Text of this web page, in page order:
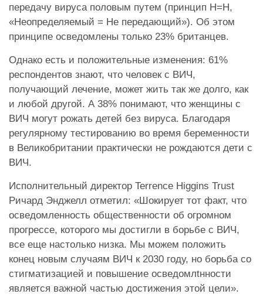
передачу вируса половым путем (принцип Н=Н,
«Неопределяемый = Не передающий»). Об этом
принципе осведомлены только 23% британцев.
Однако есть и положительные изменения: 61%
респондентов знают, что человек с ВИЧ,
получающий лечение, может жить так же долго, как
и любой другой. А 38% понимают, что женщины с
ВИЧ могут рожать детей без вируса. Благодаря
регулярному тестированию во время беременности
в Великобритании практически не рождаются дети с
ВИЧ.
Исполнительный директор Terrence Higgins Trust
Ричард Энджелл отметил: «Шокирует тот факт, что
осведомленность общественности об огромном
прогрессе, которого мы достигли в борьбе с ВИЧ,
все еще настолько низка. Мы можем положить
конец новым случаям ВИЧ к 2030 году, но борьба со
стигматизацией и повышение осведомлtнности
является важной частью достижения этой цели».